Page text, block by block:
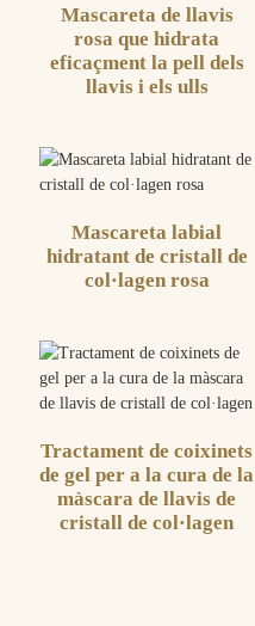
Mascareta de llavis
rosa que hidrata
eficaçment la pell dels
llavis i els ulls
Mascareta labial
hidratant de cristall de
col·lagen rosa
Tractament de coixinets
de gel per a la cura de la
màscara de llavis de
cristall de col·lagen